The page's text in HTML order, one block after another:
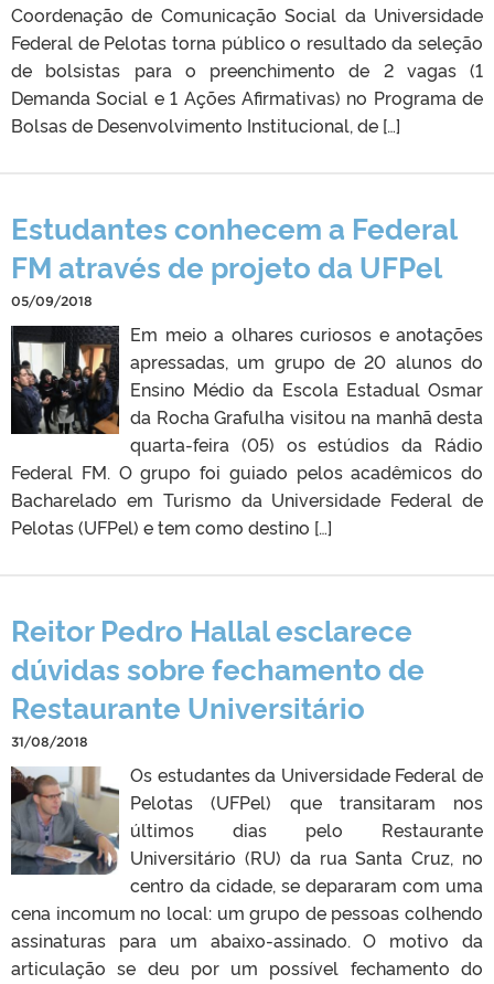
Coordenação de Comunicação Social da Universidade
Federal de Pelotas torna público o resultado da seleção
de bolsistas para o preenchimento de 2 vagas (1
Demanda Social e 1 Ações Afirmativas) no Programa de
Bolsas de Desenvolvimento Institucional, de […]
Estudantes conhecem a Federal
FM através de projeto da UFPel
05/09/2018
Em meio a olhares curiosos e anotações
apressadas, um grupo de 20 alunos do
Ensino Médio da Escola Estadual Osmar
da Rocha Grafulha visitou na manhã desta
quarta-feira (05) os estúdios da Rádio
Federal FM. O grupo foi guiado pelos acadêmicos do
Bacharelado em Turismo da Universidade Federal de
Pelotas (UFPel) e tem como destino […]
Reitor Pedro Hallal esclarece
dúvidas sobre fechamento de
Restaurante Universitário
31/08/2018
Os estudantes da Universidade Federal de
Pelotas (UFPel) que transitaram nos
últimos dias pelo Restaurante
Universitário (RU) da rua Santa Cruz, no
centro da cidade, se depararam com uma
cena incomum no local: um grupo de pessoas colhendo
assinaturas para um abaixo-assinado. O motivo da
articulação se deu por um possível fechamento do